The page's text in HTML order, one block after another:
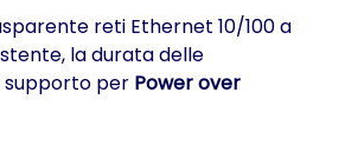
reti Ethernet 10/100 a
la durata delle
supporto per Power over